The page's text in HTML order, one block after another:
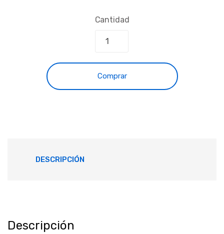
Cantidad
Comprar
DESCRIPCIÓN
Descripción